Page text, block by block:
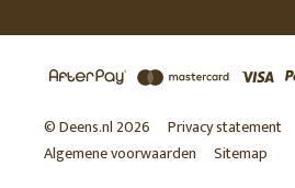
© Deens.nl 2026 Privacy statement
Algemene voorwaarden
Sitemap